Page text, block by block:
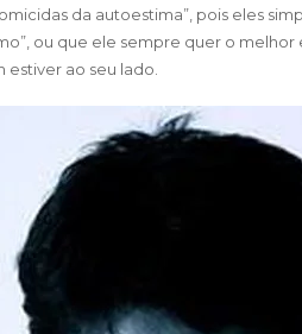
da autoestima”, pois eles
ou que ele sempre quer o
ao seu lado.